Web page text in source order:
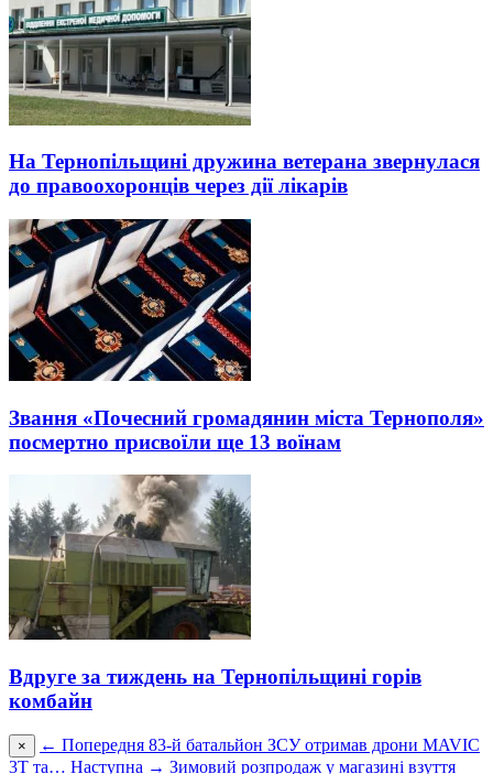
На Тернопільщині дружина ветерана звернулася
до правоохоронців через дії лікарів
Звання «Почесний громадянин міста Тернополя»
посмертно присвоїли ще 13 воїнам
Вдруге за тиждень на Тернопільщині горів
комбайн
× ← Попередня 83-й батальйон ЗСУ отримав дрони MAVIC
3T та… Наступна → Зимовий розпродаж у магазині взуття